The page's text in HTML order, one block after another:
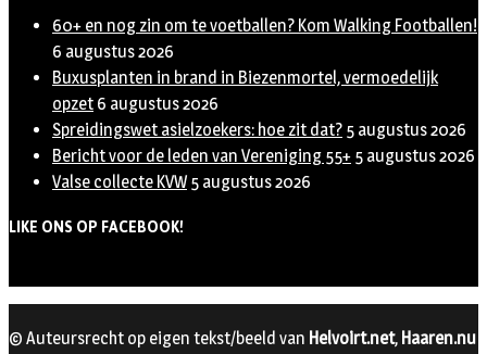
60+ en nog zin om te voetballen? Kom Walking Footballen!
6 augustus 2026
Buxusplanten in brand in Biezenmortel, vermoedelijk
opzet 6 augustus 2026
Spreidingswet asielzoekers: hoe zit dat? 5 augustus 2026
Bericht voor de leden van Vereniging 55+ 5 augustus 2026
Valse collecte KVW 5 augustus 2026
LIKE ONS OP FACEBOOK!
© Auteursrecht op eigen tekst/beeld van Helvoirt.net, Haaren.nu